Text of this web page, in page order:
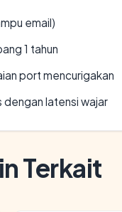
email)
1 tahun
port mencurigakan
latensi wajar
Terkait